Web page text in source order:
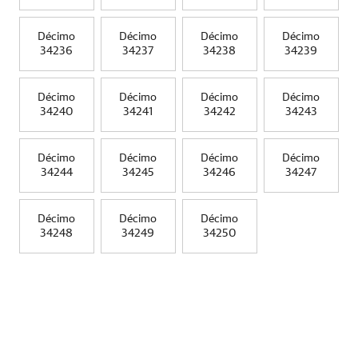
Décimo
34236
Décimo
34237
Décimo
34238
Décimo
34239
Décimo
34240
Décimo
34241
Décimo
34242
Décimo
34243
Décimo
34244
Décimo
34245
Décimo
34246
Décimo
34247
Décimo
34248
Décimo
34249
Décimo
34250